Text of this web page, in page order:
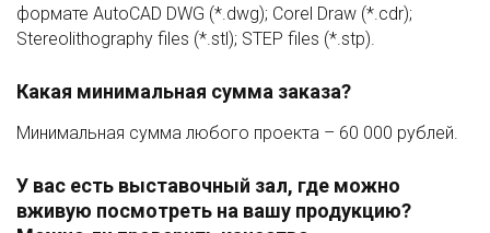
формате AutoCAD DWG (*.dwg); Corel Draw (*.cdr);
Stereolithography files (*.stl); STEP files (*.stp).
Какая минимальная сумма заказа?
Минимальная сумма любого проекта – 60 000 рублей.
У вас есть выставочный зал, где можно
вживую посмотреть на вашу продукцию?